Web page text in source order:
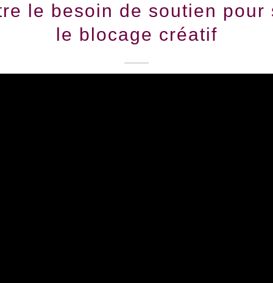
le besoin de soutien pour
le blocage créatif